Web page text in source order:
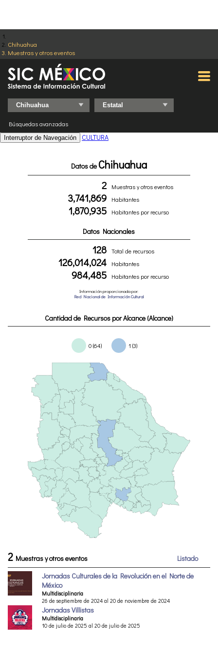
Chihuahua
Muestras y otros eventos
Búsquedas avanzadas
Interruptor de Navegación CULTURA
Datos de Chihuahua
2 Muestras y otros eventos
3,741,869 Habitantes
1,870,935 Habitantes por recurso
Datos Nacionales
128 Total de recursos
126,014,024 Habitantes
984,485 Habitantes por recurso
Información proporcionada por:
Red Nacional de Información Cultural
2 Muestras y otros eventos
Listado
Jornadas Culturales de la Revolución en el Norte de
México
Multidisciplinaria
26 de septiembre de 2024 al 20 de noviembre de 2024
Jornadas Villistas
Multidisciplinaria
10 de julio de 2025 al 20 de julio de 2025
Cantidad de Recursos por Alcance (Alcance)
0 (64) 1 (3)